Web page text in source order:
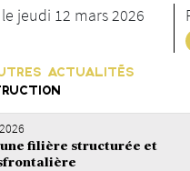
jeudi 12 mars 2026
ACTUALITÉS
une filière structurée et